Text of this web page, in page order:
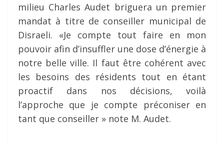
milieu Charles Audet briguera un premier
mandat à titre de conseiller municipal de
Disraeli. «Je compte tout faire en mon
pouvoir afin d’insuffler une dose d’énergie à
notre belle ville. Il faut être cohérent avec
les besoins des résidents tout en étant
proactif dans nos décisions, voilà
l’approche que je compte préconiser en
tant que conseiller » note M. Audet.